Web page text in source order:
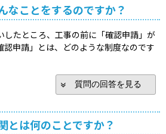
なことをするのですか？
したところ、工事の前に「確認申請」が
認申請」とは、どのような制度なのです
質問の回答を見る
とは何のことですか？